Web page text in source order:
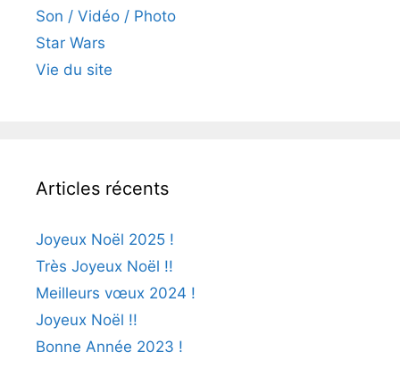
Son / Vidéo / Photo
Star Wars
Vie du site
Articles récents
Joyeux Noël 2025 !
Très Joyeux Noël !!
Meilleurs vœux 2024 !
Joyeux Noël !!
Bonne Année 2023 !